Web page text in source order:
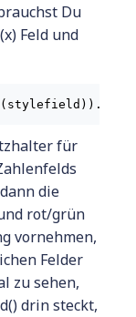
Du
Feld und
für
die
rot/grün
vornehmen,
Felder
zu sehen,
drin steckt,